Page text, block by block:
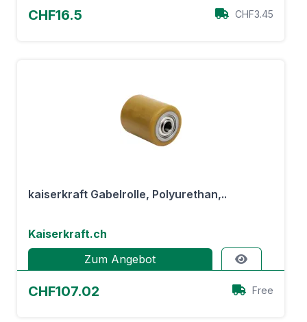
CHF16.5 CHF3.45
kaiserkraft Gabelrolle, Polyurethan,..
Kaiserkraft.ch
Zum Angebot
CHF107.02 Free